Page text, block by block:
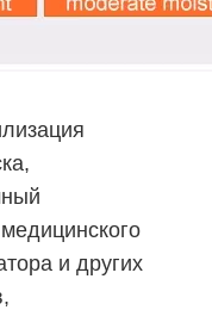
и других